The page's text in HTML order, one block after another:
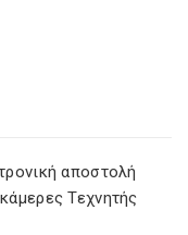
αποστολή
Τεχνητής